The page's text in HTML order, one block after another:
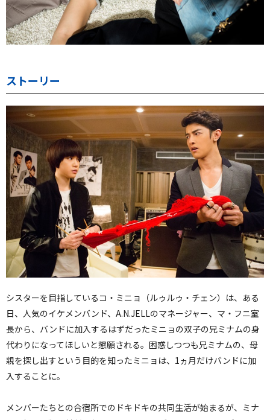
ストーリー
シスターを目指しているコ・ミニョ（ルゥルゥ・チェン）は、ある
日、人気のイケメンバンド、A.N.JELLのマネージャー、マ・フニ室
長から、バンドに加入するはずだったミニョの双子の兄ミナムの身
代わりになってほしいと懇願される。困惑しつつも兄ミナムの、母
親を探し出すという目的を知ったミニョは、1ヵ月だけバンドに加
入することに。
メンバーたちとの合宿所でのドキドキの共同生活が始まるが、ミナ